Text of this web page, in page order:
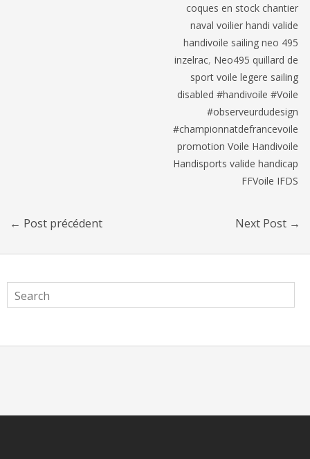
coques en stock chantier
naval voilier handi valide
handivoile sailing neo 495
inzelrac, Neo495 quillard de
sport voile legere sailing
disabled #handivoile #Voile
#observeurdudesign
#championnatdefrancevoile
promotion Voile Handivoile
Handisports valide handicap
FFVoile IFDS
← Post précédent Next Post →